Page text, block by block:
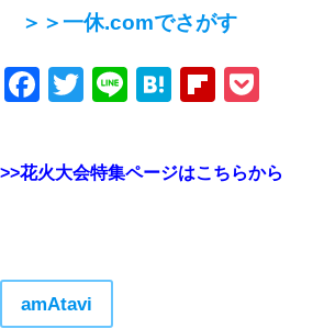
＞＞一休.comでさがす
Facebook
Twitter
LineHatena
>>花火大会特集ページはこちらから
amAtavi